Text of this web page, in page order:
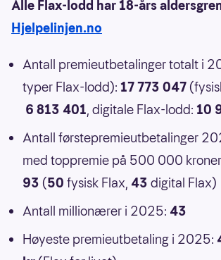
Alle Flax-lodd har 18-års
Hjelpelinjen.no
Antall premieutbetalinger totalt i
typer Flax-lodd): 17 773 047
6 813 401, digitale Flax-lodd: 10
Antall førstepremieutbetalinger
med toppremie på 500 000
93 (50 fysisk Flax, 43 digital Flax)
Antall millionærer i 2025: 43
Høyeste premieutbetaling i 2025: